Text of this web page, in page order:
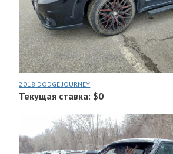
2018 DODGE JOURNEY
Текущая ставка: $0